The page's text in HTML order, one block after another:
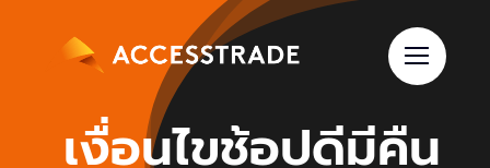
เงื่อนไขช้อปดีมีคืน